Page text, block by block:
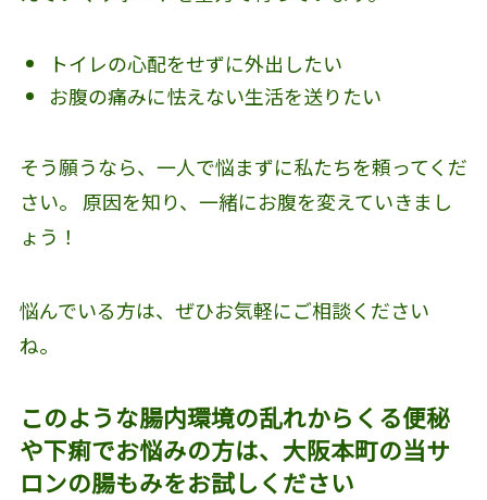
トイレの心配をせずに外出したい
お腹の痛みに怯えない生活を送りたい
そう願うなら、一人で悩まずに私たちを頼ってくだ
さい。 原因を知り、一緒にお腹を変えていきまし
ょう！
悩んでいる方は、ぜひお気軽にご相談ください
ね。
このような腸内環境の乱れからくる便秘
や下痢でお悩みの方は、大阪本町の当サ
ロンの腸もみをお試しください